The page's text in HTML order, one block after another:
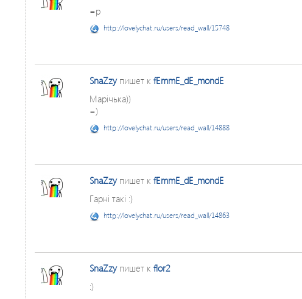
=р
http://lovelychat.ru/users/read_wall/15748
SnaZzyпишет к fEmmE_dE_mondE
Марічька))
=)
http://lovelychat.ru/users/read_wall/14888
SnaZzyпишет к fEmmE_dE_mondE
Гарні такі :)
http://lovelychat.ru/users/read_wall/14863
SnaZzyпишет к flor2
:)